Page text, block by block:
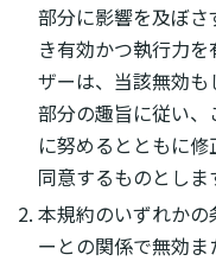
部分に影響を及ぼ
き有効かつ執行力
ザーは、当該無効
部分の趣旨に従い
に努めるとともに
同意するものとしま
本規約のいずれか
ーとの関係で無効